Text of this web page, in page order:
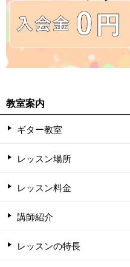
教室案内
ギター教室
レッスン場所
レッスン料金
講師紹介
レッスンの特長